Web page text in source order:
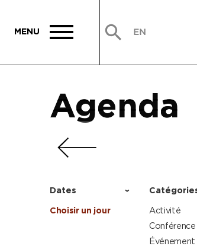
Agenda
Agenda
Agenda
Agenda
Dates
Choisir un jour
Activité
Conférence
Événement